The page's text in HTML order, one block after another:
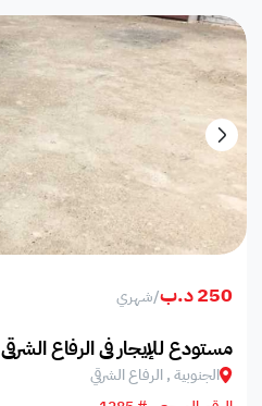
250 د.ب /شهري
مستودع للإيجار في الرفاع الشرقي
الجنوبية , الرفاع الشرقي